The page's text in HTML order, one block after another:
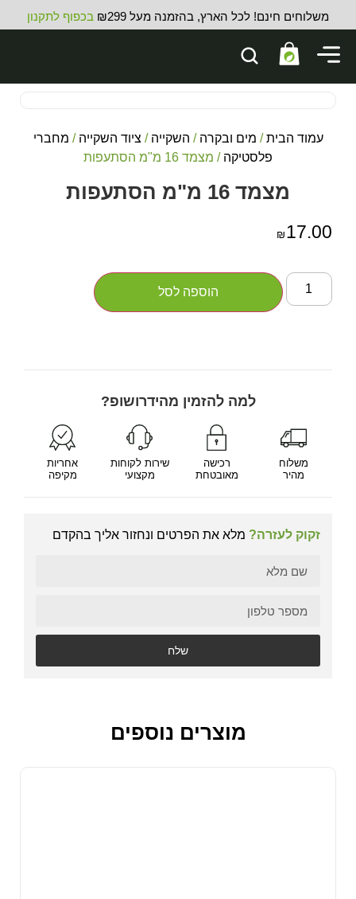
משלוחים חינם! לכל הארץ, בהזמנה מעל ₪299 בכפוף לתקנון
עמוד הבית/ מים ובקרה / השקייה / ציוד השקייה / מחברי
פלסטיקה / מצמד 16 מ"מ הסתעפות
מצמד 16 מ"מ הסתעפות
₪ 17.00
הוספה לסל
למה להזמין מהידרושופ?
משלוח
מהיר
רכישה
מאובטחת
שירות לקוחות
מקצועי
אחריות
מקיפה
זקוק לעזרה? מלא את הפרטים ונחזור אליך בהקדם
שלח
מוצרים נוספים